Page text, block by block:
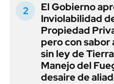
El Gobierno
Inviolabilidad
Propiedad
pero con sabor
sin ley de
Manejo del
desaire de